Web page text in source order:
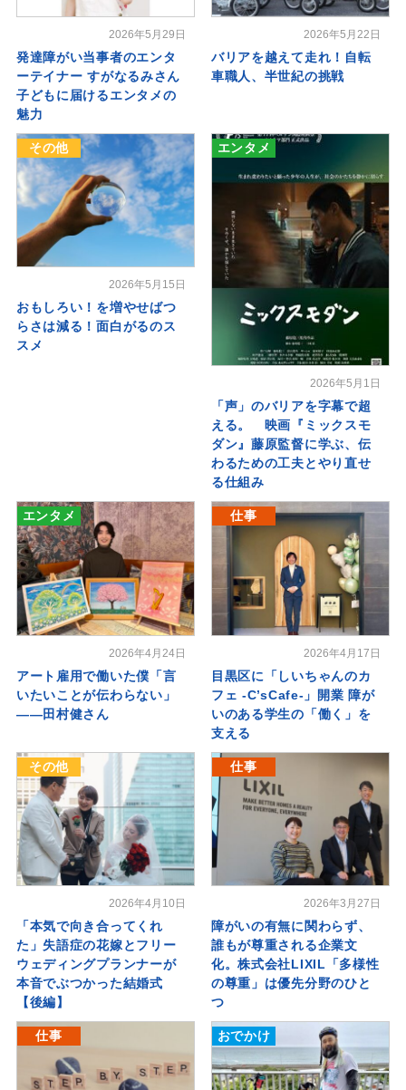
2026年5月29日
発達障がい当事者のエンタ
ーテイナー すがなるみさん
子どもに届けるエンタメの
魅力
2026年5月22日
バリアを越えて走れ！自転
車職人、半世紀の挑戦
その他
2026年5月15日
おもしろい！を増やせばつ
らさは減る！面白がるのス
スメ
エンタメ
2026年5月1日
「声」のバリアを字幕で超
える。 映画『ミックスモ
ダン』藤原監督に学ぶ、伝
わるための工夫とやり直せ
る仕組み
エンタメ
2026年4月24日
アート雇用で働いた僕「言
いたいことが伝わらない」
――田村健さん
仕事
2026年4月17日
目黒区に「しいちゃんのカ
フェ -C’sCafe-」開業 障が
いのある学生の「働く」を
支える
その他
2026年4月10日
「本気で向き合ってくれ
た」失語症の花嫁とフリー
ウェディングプランナーが
本音でぶつかった結婚式
【後編】
仕事
2026年3月27日
障がいの有無に関わらず、
誰もが尊重される企業文
化。株式会社LIXIL「多様性
の尊重」は優先分野のひと
つ
仕事 おでかけ